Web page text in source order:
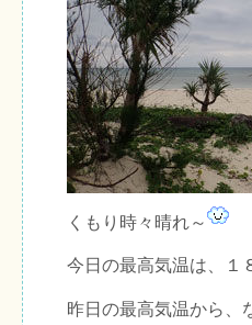
くもり時々晴れ～
今日の最高気温は、１
昨日の最高気温から